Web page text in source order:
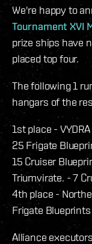
We're happy to
Tournament XVI
prize ships have
placed top four.
The following 1
hangars of the
1st place -
25 Frigate
15 Cruiser
Triumvirate. - 7
4th place -
Frigate Blueprints
Alliance